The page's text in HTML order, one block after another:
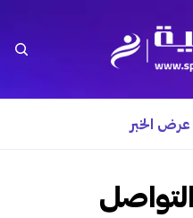
عرض الخبر